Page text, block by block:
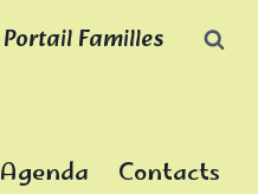
Portail Familles
Agenda Contacts